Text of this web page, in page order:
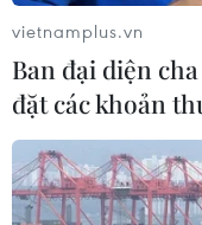
vietnamplus.vn
Ban đại diện
đặt các khoản